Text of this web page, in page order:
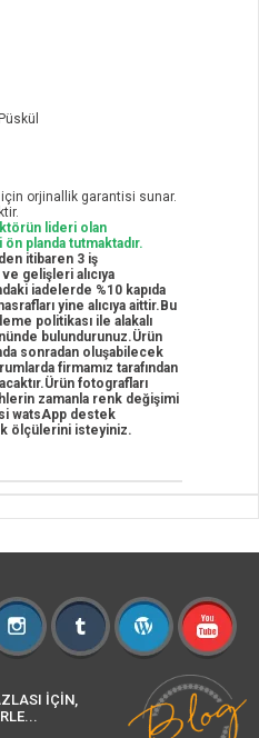
orjinallik garantisi sunar.
lideri olan
planda tutmaktadır.
itibaren 3 iş
gelişleri alıcıya
iadelerde %10 kapıda
yine alıcıya aittir.Bu
politikası ile alakalı
bulundurunuz.Ürün
sonradan oluşabilecek
firmamız tarafından
fotografları
zamanla renk değişimi
watsApp destek
ölçülerini isteyiniz.
İÇİN,